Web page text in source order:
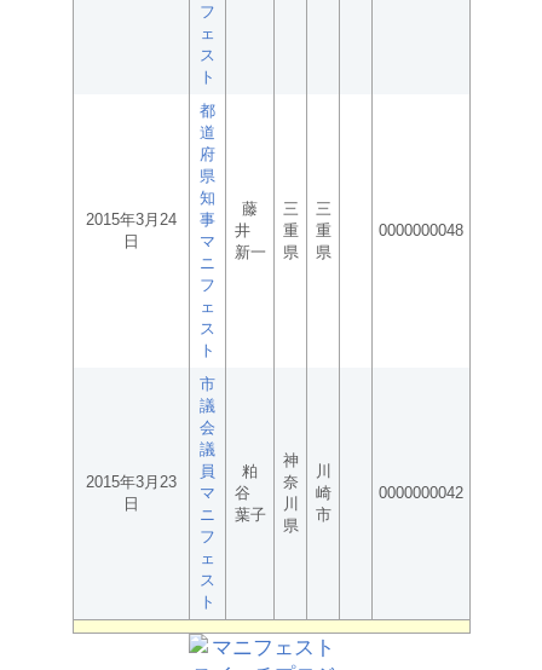
フ
ェ
ス
ト
2015年3月24
日
都
道
府
県
知
事
マ
ニ
フ
ェ
ス
ト
藤
井
新一
三
重
県
三
重
県
0000000048
2015年3月23
日
市
議
会
議
員
マ
ニ
フ
ェ
ス
ト
粕
谷
葉子
神
奈
川
県
川
崎
市
0000000042